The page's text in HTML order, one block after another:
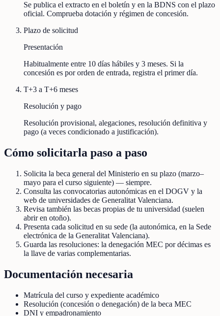
Se publica el extracto en el boletín y en la BDNS con el plazo
oficial. Comprueba dotación y régimen de concesión.
Plazo de solicitud
Presentación
Habitualmente entre 10 días hábiles y 3 meses. Si la
concesión es por orden de entrada, registra el primer día.
T+3 a T+6 meses
Resolución y pago
Resolución provisional, alegaciones, resolución definitiva y
pago (a veces condicionado a justificación).
Cómo solicitarla paso a paso
Solicita la beca general del Ministerio en su plazo (marzo–
mayo para el curso siguiente) — siempre.
Consulta las convocatorias autonómicas en el DOGV y la
web de universidades de Generalitat Valenciana.
Revisa también las becas propias de tu universidad (suelen
abrir en otoño).
Presenta cada solicitud en su sede (la autonómica, en la Sede
electrónica de la Generalitat Valenciana).
Guarda las resoluciones: la denegación MEC por décimas es
la llave de varias complementarias.
Documentación necesaria
Matrícula del curso y expediente académico
Resolución (concesión o denegación) de la beca MEC
DNI y empadronamiento